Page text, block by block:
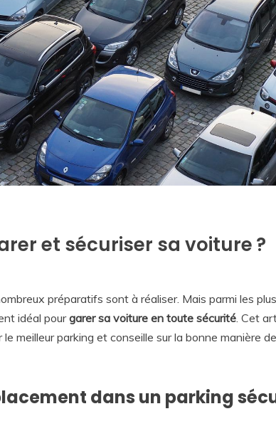
et sécuriser sa voiture ?
préparatifs sont à réaliser. Mais parmi les
idéal pourgarer sa voiture en toute sécurité. Cet
meilleur parking et conseille sur la bonne manière
dans un parking